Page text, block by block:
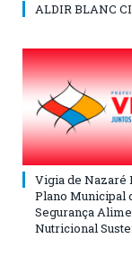
ALDIR BLANC
Vigia de Nazaré
Plano Municipal
Segurança
Nutricional